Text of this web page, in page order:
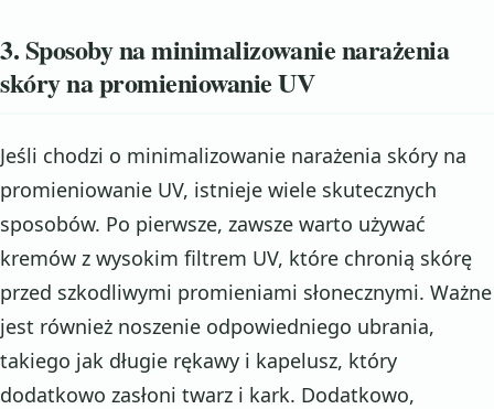
3. Sposoby na minimalizowanie narażenia
skóry na promieniowanie UV
Jeśli chodzi o minimalizowanie narażenia skóry na
promieniowanie UV, istnieje wiele skutecznych
sposobów. Po pierwsze, zawsze warto używać
kremów z wysokim filtrem UV, które chronią skórę
przed szkodliwymi promieniami słonecznymi. Ważne
jest również noszenie odpowiedniego ubrania,
takiego jak długie rękawy i kapelusz, który
dodatkowo zasłoni twarz i kark. Dodatkowo,